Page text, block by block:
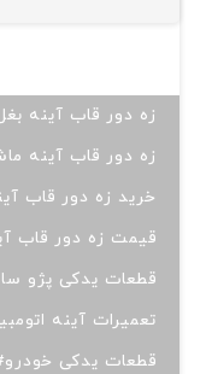
#زه دور قاب آینه
#زه دور قاب آینه
#خرید زه دور قاب
#قیمت زه دور قاب
#قطعات یدکی پژو
#تعمیرات آینه
#قطعات یدکی خودرو